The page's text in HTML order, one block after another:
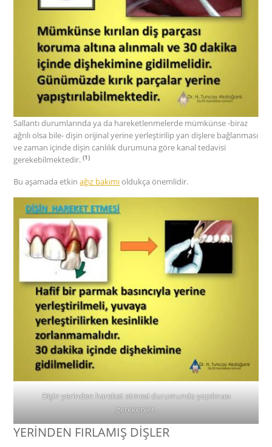
Sallantı durumlarında ya da hareketlenmelerde mümkünse -biraz
ağrılı olsa bile- dişin orijinal yerine yerleştirilip yan dişlere bağlanması
ve zaman içinde dişin canlılık durumuna göre kanal tedavisi
gerekebilmektedir.(1)
Bu aşamada etkinağız bakımıoldukça önemlidir.
Dişin yerinden hareket etmesi durumunda yapılması
gerekenler.
YERİNDEN FIRLAMIŞ DİŞLER